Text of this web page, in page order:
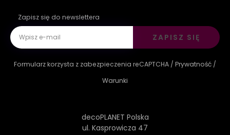
Zapisz się do newslettera
ZAPISZ SIĘ
Formularz korzysta z zabezpieczenia reCAPTCHA / Prywatność /
Warunki
decoPLANET Polska
ul. Kasprowicza 47